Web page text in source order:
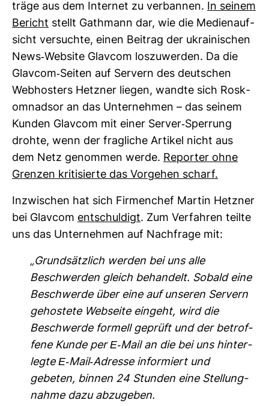
träge aus dem Internet zu ver­bannen. In seinem
Bericht stellt Gath­mann dar, wie die Medi­en­auf­
sicht ver­suchte, einen Bei­trag der ukrai­ni­schen
News-​Web­site Glavcom los­zu­werden. Da die
Glavcom-​Seiten auf Ser­vern des deut­schen
Web­hos­ters Hetzner liegen, wandte sich Rosk­
om­nadsor an das Unter­nehmen – das seinem
Kunden Glavcom mit einer Server-​Sper­rung
drohte, wenn der frag­liche Artikel nicht aus
dem Netz genommen werde. Reporter ohne
Grenzen kri­ti­sierte das Vor­gehen scharf.
Inzwi­schen hat sich Fir­men­chef Martin Hetzner
bei Glavcom ent­schul­digt. Zum Ver­fahren teilte
uns das Unter­nehmen auf Nach­frage mit:
„Grund­sätz­lich werden bei uns alle
Beschwerden gleich behan­delt. Sobald eine
Beschwerde über eine auf unseren Ser­vern
gehos­tete Web­seite ein­geht, wird die
Beschwerde for­mell geprüft und der betrof­
fene Kunde per E-​Mail an die bei uns hin­ter­
legte E-​Mail-​Adresse infor­miert und
gebeten, binnen 24 Stunden eine Stel­lung­
nahme dazu abzu­geben.